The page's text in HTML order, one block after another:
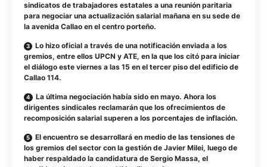
sindicatos de trabajadores estatales a una reunión paritaria
para negociar una actualización salarial mañana en su sede de
la avenida Callao en el centro porteño.
Lo hizo oficial a través de una notificación enviada a los
gremios, entre ellos UPCN y ATE, en la que los citó para iniciar
el diálogo este viernes a las 15 en el tercer piso del edificio de
Callao 114.
La última negociación había sido en mayo. Ahora los
dirigentes sindicales reclamarán que los ofrecimientos de
recomposición salarial superen a los porcentajes de inflación.
El encuentro se desarrollará en medio de las tensiones de
los gremios del sector con la gestión de Javier Milei, luego de
haber respaldado la candidatura de Sergio Massa, el